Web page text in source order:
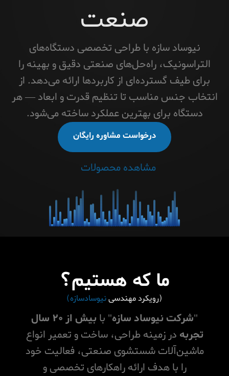
صنعت
نیوساد سازه با طراحی تخصصی دستگاه‌های
التراسونیک، راه‌حل‌های صنعتی دقیق و بهینه را
برای طیف گسترده‌ای از کاربردها ارائه می‌دهد. از
انتخاب جنس مناسب تا تنظیم قدرت و ابعاد — هر
دستگاه برای بهترین عملکرد ساخته می‌شود.
درخواست مشاوره رایگان
مشاهده محصولات
ما که هستیم؟
(رویکرد مهندسینیوسادسازه)
"شرکت نیوساد سازه" با
بیش از ۲۰ سال
تجربه در زمینه طراحی، ساخت و تعمیر انواع
ماشین‌آلات شستشوی صنعتی، فعالیت خود
را با هدف ارائه راهکارهای تخصصی و